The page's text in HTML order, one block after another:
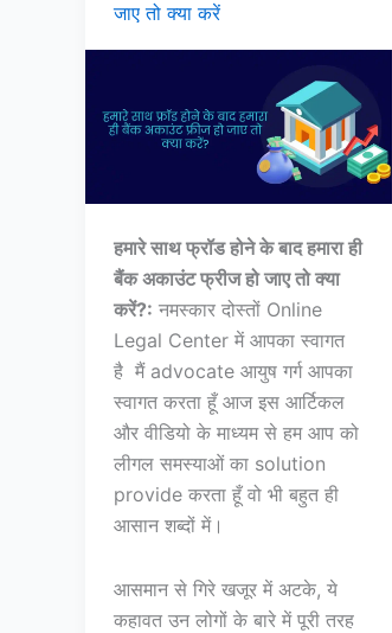
जाए तो क्या करें
हमारे साथ फ्रॉड होने के बाद हमारा ही
बैंक अकाउंट फ्रीज हो जाए तो क्या
करें?: नमस्कार दोस्तों Online
Legal Center में आपका स्वागत
है मैं advocate आयुष गर्ग आपका
स्वागत करता हूँ आज इस आर्टिकल
और वीडियो के माध्यम से हम आप को
लीगल समस्याओं का solution
provide करता हूँ वो भी बहुत ही
आसान शब्दों में।
आसमान से गिरे खजूर में अटके, ये
कहावत उन लोगों के बारे में पूरी तरह